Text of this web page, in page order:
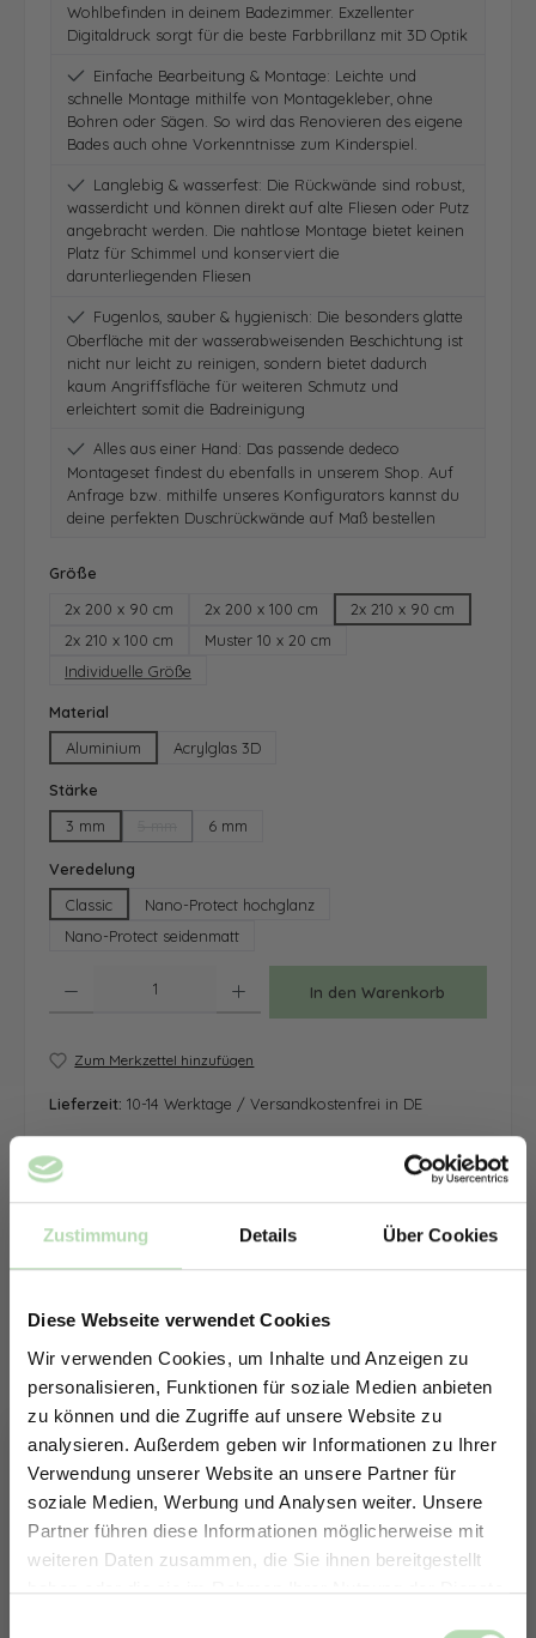
Zustimmung Details Über Cookies
Diese Webseite verwendet Cookies
Wir verwenden Cookies, um Inhalte und Anzeigen zu
personalisieren, Funktionen für soziale Medien anbieten
zu können und die Zugriffe auf unsere Website zu
analysieren. Außerdem geben wir Informationen zu Ihrer
Verwendung unserer Website an unsere Partner für
soziale Medien, Werbung und Analysen weiter. Unsere
Partner führen diese Informationen möglicherweise mit
weiteren Daten zusammen, die Sie ihnen bereitgestellt
haben oder die sie im Rahmen Ihrer Nutzung der Dienste
Wohlbefinden in deinem Badezimmer. Exzellenter
Digitaldruck sorgt für die beste Farbbrillanz mit 3D Optik
Einfache Bearbeitung & Montage: Leichte und
schnelle Montage mithilfe von Montagekleber, ohne
Bohren oder Sägen. So wird das Renovieren des eigene
Bades auch ohne Vorkenntnisse zum Kinderspiel.
Langlebig & wasserfest: Die Rückwände sind robust,
wasserdicht und können direkt auf alte Fliesen oder Putz
angebracht werden. Die nahtlose Montage bietet keinen
Platz für Schimmel und konserviert die
darunterliegenden Fliesen
Fugenlos, sauber & hygienisch: Die besonders glatte
Oberfläche mit der wasserabweisenden Beschichtung ist
nicht nur leicht zu reinigen, sondern bietet dadurch
kaum Angriffsfläche für weiteren Schmutz und
erleichtert somit die Badreinigung
Alles aus einer Hand: Das passende dedeco
Montageset findest du ebenfalls in unserem Shop. Auf
Anfrage bzw. mithilfe unseres Konfigurators kannst du
deine perfekten Duschrückwände auf Maß bestellen
Größe
2x 200 x 90 cm
2x 200 x 100 cm
2x 210 x 90 cm
2x 210 x 100 cm
Muster 10 x 20 cm
Individuelle Größe
Material
Aluminium
Acrylglas 3D
Stärke
3 mm
(Diese Option ist zurzeit nicht verfügbar.)
6 mm
Veredelung
Classic
Nano-Protect hochglanz
Nano-Protect seidenmatt
In den Warenkorb
Zum Merkzettel hinzufügen
Lieferzeit: 10-14 Werktage / Versandkostenfrei in DE
ERHALTE 5% RABATT AUF
DEINE RÜCKWÄNDE